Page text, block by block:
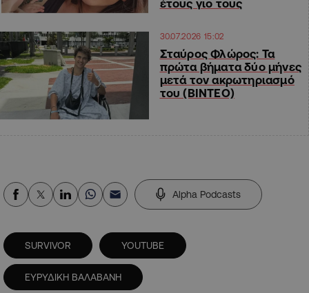
έτους γιο τους
30.07.2026 15:02
Σταύρος Φλώρος: Τα
πρώτα βήματα δύο μήνες
μετά τον ακρωτηριασμό
του (ΒΙΝΤΕΟ)
Alpha Podcasts
SURVIVOR YOUTUBE
ΕΥΡΥΔΙΚΗ ΒΑΛΑΒΑΝΗ